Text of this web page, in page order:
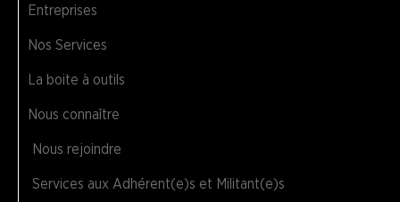
Entreprises
Nos Services
La boite à outils
Nous connaître
Nous rejoindre
Services aux Adhérent(e)s et Militant(e)s